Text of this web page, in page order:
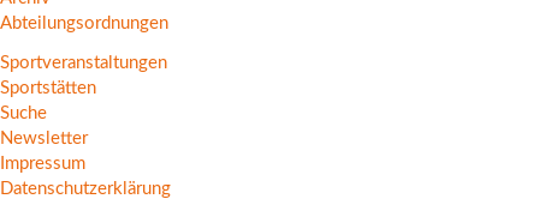
Abteilungsordnungen
Sportveranstaltungen
Sportstätten
Suche
Newsletter
Impressum
Datenschutzerklärung